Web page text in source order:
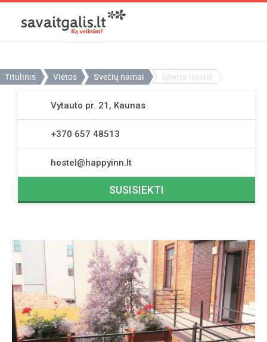
Titulinis Vietos Svečių namai Sports Hostel
Vytauto pr. 21, Kaunas
+370 657 48513
hostel@happyinn.lt
SUSISIEKTI